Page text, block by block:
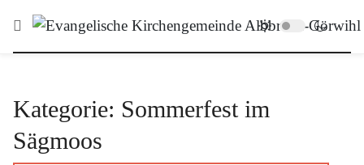
Kategorie: Sommerfest im
Sägmoos